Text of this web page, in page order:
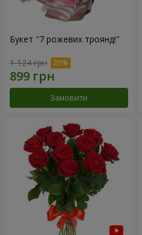
Букет "7 рожевих троянд!"
1 124 грн
Замовити